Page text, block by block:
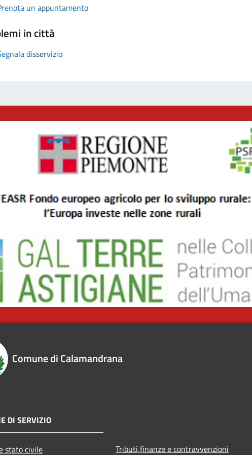
un appuntamento
in città
disservizio
Comune di Calamandrana
DI SERVIZIO
stato civile Tributi,finanze e contravvenzioni